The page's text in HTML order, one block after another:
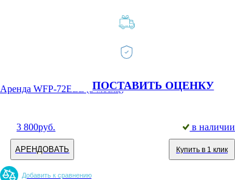
ПОСТАВИТЬ ОЦЕНКУ
Аренда WFP-72ELL (в месяц)
3 800руб. в наличии
АРЕНДОВАТЬ Купить в 1 клик
Добавить к сравнению